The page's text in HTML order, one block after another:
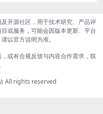
开源社区，用于技术研究、产品评
或服务，可能会因版本更新、平台
以官方说明为准。
或有合规反馈与内容合作需求，联
All rights reserved